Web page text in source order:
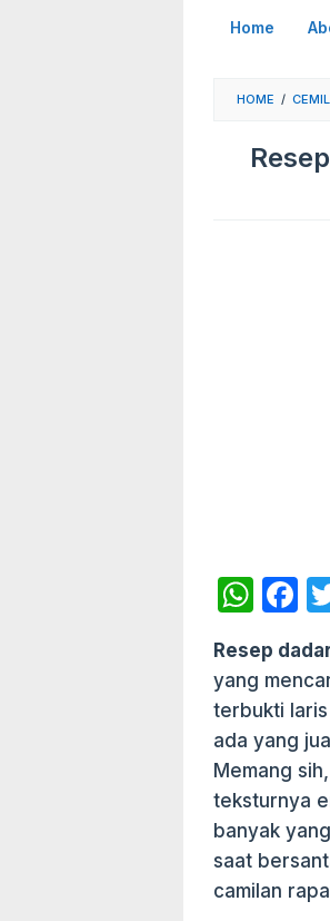
Home
HOME /
W
at
s
A
p
p
F
c
e
b
o
o
k
Resep
yang
terbukti
ada yang
Memang
teksturnya
banyak
saat
camilan